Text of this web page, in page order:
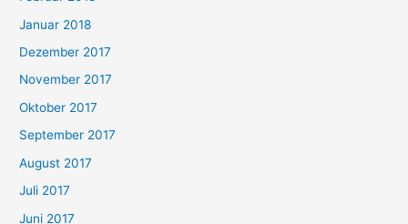
Januar 2018
Dezember 2017
November 2017
Oktober 2017
September 2017
August 2017
Juli 2017
Juni 2017